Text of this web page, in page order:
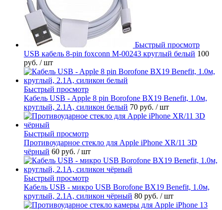
Быстрый просмотр
USB кабель 8-pin foxconn M-00243 круглый белый 100
руб. / шт
Быстрый просмотр
Кабель USB - Apple 8 pin Borofone BX19 Benefit, 1.0м,
круглый, 2.1A, силикон белый 70 руб. / шт
Быстрый просмотр
Противоударное стекло для Apple iPhone XR/11 3D
чёрный 60 руб. / шт
Быстрый просмотр
Кабель USB - микро USB Borofone BX19 Benefit, 1.0м,
круглый, 2.1A, силикон чёрный 80 руб. / шт